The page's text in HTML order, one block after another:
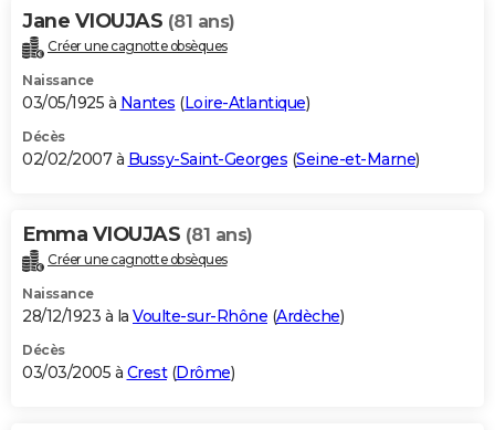
Jane VIOUJAS (81 ans)
Créer une cagnotte obsèques
Naissance
03/05/1925 à Nantes (Loire-Atlantique)
Décès
02/02/2007 à Bussy-Saint-Georges (Seine-et-Marne)
Emma VIOUJAS (81 ans)
Créer une cagnotte obsèques
Naissance
28/12/1923 à la Voulte-sur-Rhône (Ardèche)
Décès
03/03/2005 à Crest(Drôme)